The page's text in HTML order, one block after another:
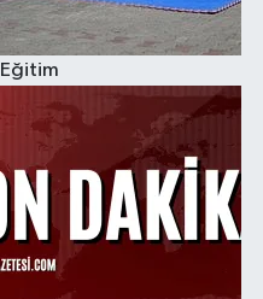
Eğitim